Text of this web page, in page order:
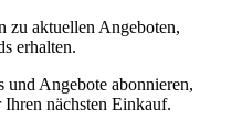
zu aktuellen Angeboten,
erhalten.
und Angebote abonnieren,
nächsten Einkauf.